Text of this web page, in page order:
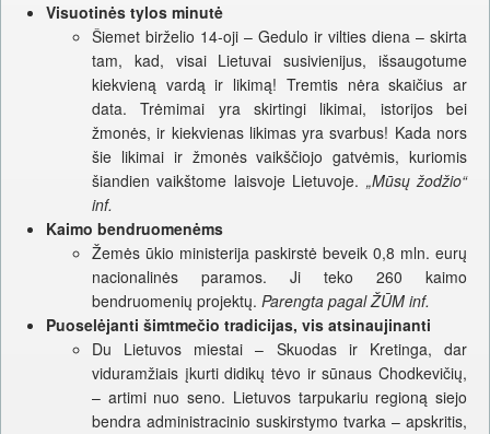
Visuotinės tylos minutė
Šiemet birželio 14-oji – Gedulo ir vilties diena – skirta
tam, kad, visai Lietuvai susivienijus, išsaugotume
kiekvieną vardą ir likimą! Tremtis nėra skaičius ar
data. Trėmimai yra skirtingi likimai, istorijos bei
žmonės, ir kiekvienas likimas yra svarbus! Kada nors
šie likimai ir žmonės vaikščiojo gatvėmis, kuriomis
šiandien vaikštome laisvoje Lietuvoje. „Mūsų žodžio“
inf.
Kaimo bendruomenėms
Žemės ūkio ministerija paskirstė beveik 0,8 mln. eurų
nacionalinės paramos. Ji teko 260 kaimo
bendruomenių projektų. Parengta pagal ŽŪM inf.
Puoselėjanti šimtmečio tradicijas, vis atsinaujinanti
Du Lietuvos miestai – Skuodas ir Kretinga, dar
viduramžiais įkurti didikų tėvo ir sūnaus Chodkevičių,
– artimi nuo seno. Lietuvos tarpukariu regioną siejo
bendra administracinio suskirstymo tvarka – apskritis,